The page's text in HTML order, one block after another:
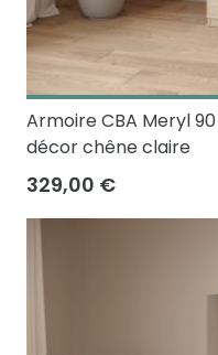
Armoire CBA Meryl
décor chêne claire
329,00 €